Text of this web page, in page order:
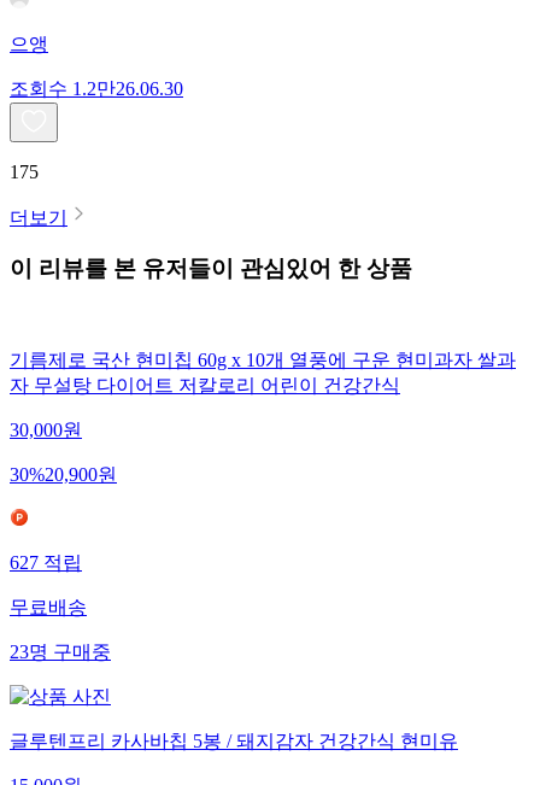
으앵
조회수 1.2만26.06.30
175
더보기
이 리뷰를 본 유저들이 관심있어 한 상품
기름제로 국산 현미칩 60g x 10개 열풍에 구운 현미과자 쌀과
자 무설탕 다이어트 저칼로리 어린이 건강간식
30,000원
30%20,900원
627적립
무료배송
23명구매중
글루텐프리 카사바칩 5봉 / 돼지감자 건강간식 현미유